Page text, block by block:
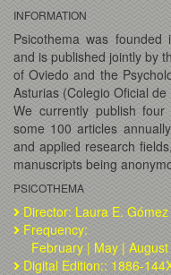
INFORMATION
Psicothema was
and is published jointly by
of Oviedo and the
Asturias (Colegio Oficial
We currently publish
some 100 articles
and applied research
manuscripts being
PSICOTHEMA
Director: Laura E.
Frequency:
February | May | August
Digital Edition:: 1886-